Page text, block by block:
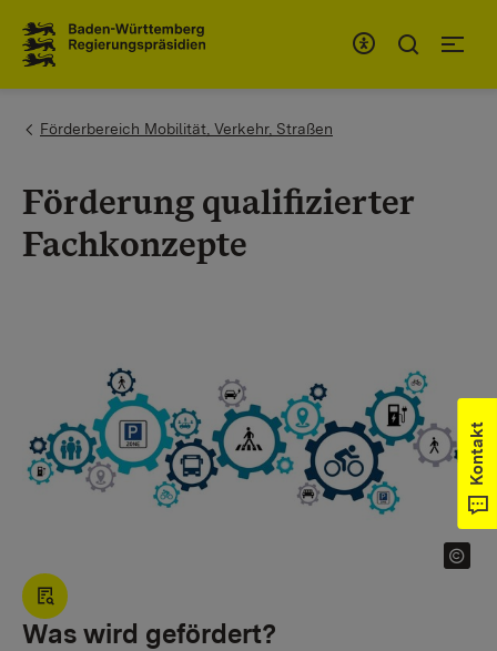
You are here:
Förderbereich Mobilität, Verkehr, Straßen
Förderung qualifizierter
Fachkonzepte
Kontakt
Was wird gefördert?